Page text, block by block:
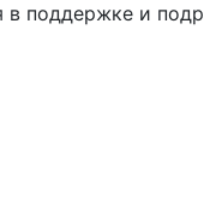
поддержке и